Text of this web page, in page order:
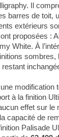
Il
barres de toit,
extérieurs
proposées :
White. À
sombres,
modification
à la finition
effet sur le
capacité de
Palisade